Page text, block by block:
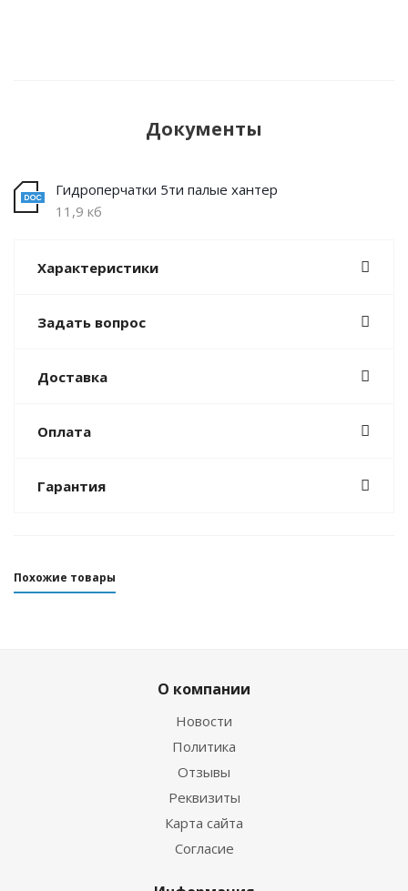
Документы
Гидроперчатки 5ти палые хантер
11,9 кб
Характеристики
Задать вопрос
Доставка
Оплата
Гарантия
Похожие товары
открытая пора синий
О компании
Новости
Политика
Отзывы
Реквизиты
Карта сайта
Согласие